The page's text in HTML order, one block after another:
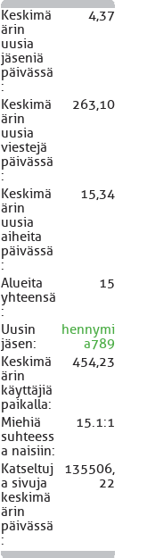
Keskimä
ärin
uusia
jäseniä
päivässä
:
4,37
Keskimä
ärin
uusia
viestejä
päivässä
:
263,10
Keskimä
ärin
uusia
aiheita
päivässä
:
15,34
Alueita
yhteensä
:
15
Uusin
jäsen:
hennymi
a789
Keskimä
ärin
käyttäjiä
paikalla:
454,23
Miehiä
suhteess
a naisiin:
15.1:1
Katseltuj
a sivuja
keskimä
ärin
päivässä
:
135506,
22